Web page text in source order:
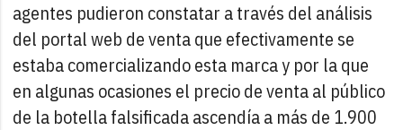
agentes pudieron constatar a través del análisis
del portal web de venta que efectivamente se
estaba comercializando esta marca y por la que
en algunas ocasiones el precio de venta al público
de la botella falsificada ascendía a más de 1.900